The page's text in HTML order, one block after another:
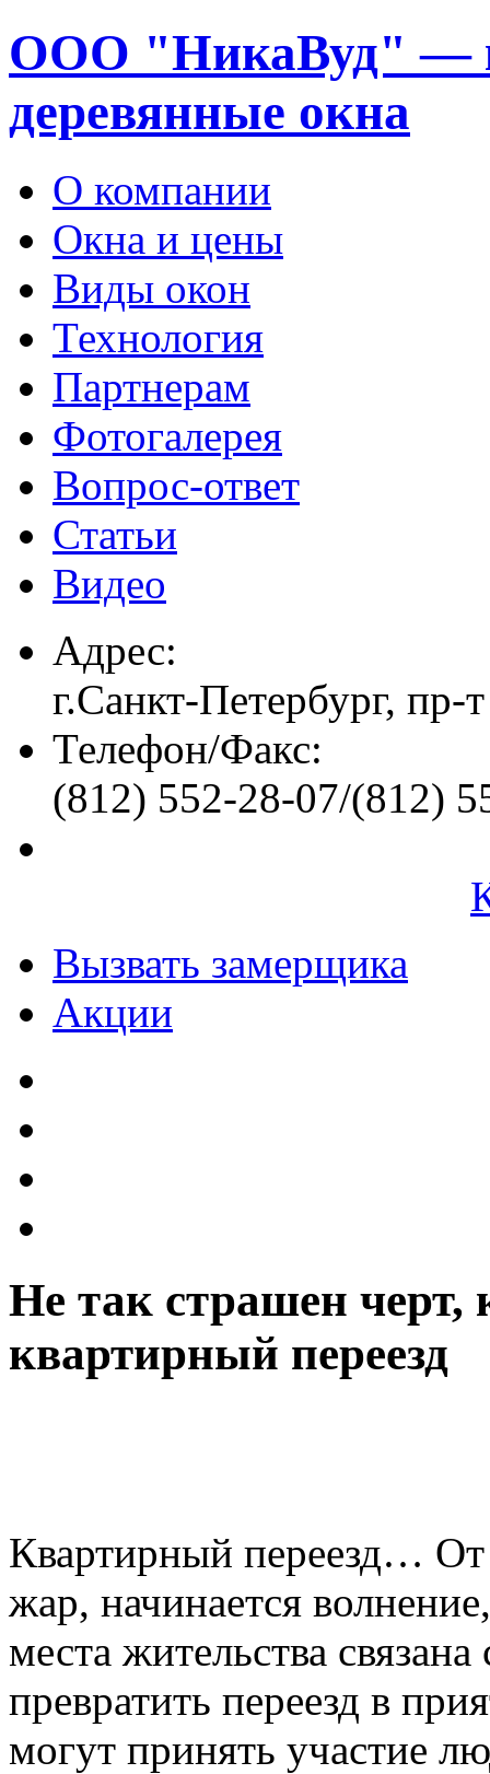
ООО "НикаВуд" —
деревянные окна
О компании
Окна и цены
Виды окон
Технология
Партнерам
Фотогалерея
Вопрос-ответ
Статьи
Видео
Адрес:
г.Санкт-Петербург, пр-
Телефон/Факс:
(812) 552-28-07/(812)
Вызвать замерщика
Акции
Не так страшен черт,
квартирный переезд
Квартирный переезд… От
жар, начинается
места жительства
превратить переезд в
могут принять участие